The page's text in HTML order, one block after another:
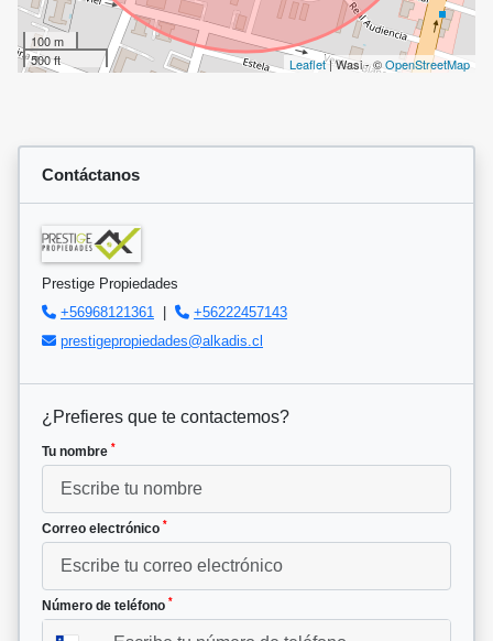
100 m
500 ft
Leaflet| Wasi - ©OpenStreetMap
Contáctanos
Prestige Propiedades
+56968121361
|
+56222457143
prestigepropiedades@alkadis.cl
¿Prefieres que te contactemos?
Tu nombre *
Correo electrónico *
Número de teléfono *